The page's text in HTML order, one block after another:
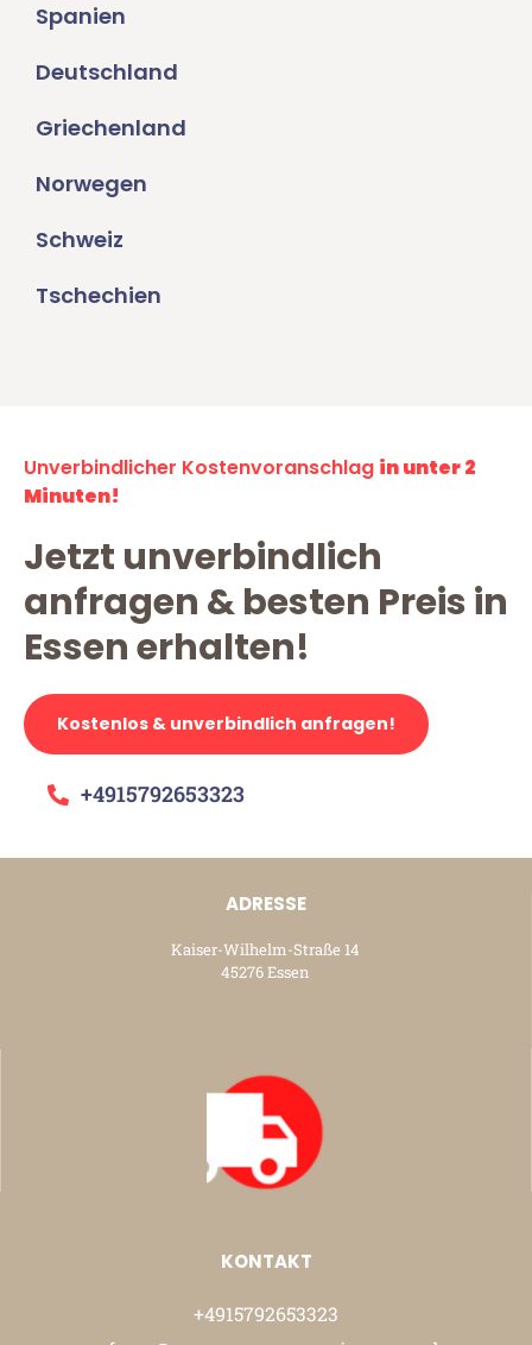
Spanien
Deutschland
Griechenland
Norwegen
Schweiz
Tschechien
Unverbindlicher Kostenvoranschlag in unter 2
Minuten!
Jetzt unverbindlich
anfragen & besten Preis in
Essen erhalten!
Kostenlos & unverbindlich anfragen!
+4915792653323
ADRESSE
Kaiser-Wilhelm-Straße 14
45276 Essen
KONTAKT
+4915792653323